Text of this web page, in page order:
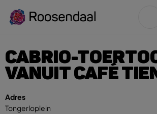
Zoeksuggesties
CABRIO-
VANUIT CAFÉ
Adres
Tongerloplein